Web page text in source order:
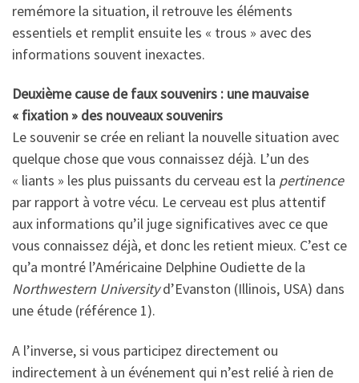
remémore la situation, il retrouve les éléments
essentiels et remplit ensuite les « trous » avec des
informations souvent inexactes.
Deuxième cause de faux souvenirs : une mauvaise
« fixation » des nouveaux souvenirs
Le souvenir se crée en reliant la nouvelle situation avec
quelque chose que vous connaissez déjà. L’un des
« liants » les plus puissants du cerveau est la pertinence
par rapport à votre vécu. Le cerveau est plus attentif
aux informations qu’il juge significatives avec ce que
vous connaissez déjà, et donc les retient mieux. C’est ce
qu’a montré l’Américaine Delphine Oudiette de la
Northwestern Universityd’Evanston (Illinois, USA) dans
une étude (référence 1).
A l’inverse, si vous participez directement ou
indirectement à un événement qui n’est relié à rien de